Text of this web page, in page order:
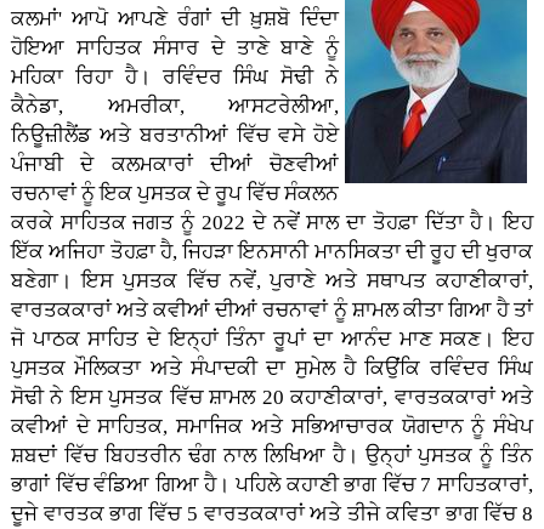
ਕਲਮਾਂ' ਆਪੋ ਆਪਣੇ ਰੰਗਾਂ ਦੀ ਖ਼ੁਸ਼ਬੋ ਦਿੰਦਾ
ਹੋਇਆ ਸਾਹਿਤਕ ਸੰਸਾਰ ਦੇ ਤਾਣੇ ਬਾਣੇ ਨੂੰ
ਮਹਿਕਾ ਰਿਹਾ ਹੈ। ਰਵਿੰਦਰ ਸਿੰਘ ਸੋਢੀ ਨੇ
ਕੈਨੇਡਾ, ਅਮਰੀਕਾ, ਆਸਟਰੇਲੀਆ,
ਨਿਊਜ਼ੀਲੈਂਡ ਅਤੇ ਬਰਤਾਨੀਆਂ ਵਿੱਚ ਵਸੇ ਹੋਏ
ਪੰਜਾਬੀ ਦੇ ਕਲਮਕਾਰਾਂ ਦੀਆਂ ਚੋਣਵੀਆਂ
ਰਚਨਾਵਾਂ ਨੂੰ ਇਕ ਪੁਸਤਕ ਦੇ ਰੂਪ ਵਿੱਚ ਸੰਕਲਨ
ਕਰਕੇ ਸਾਹਿਤਕ ਜਗਤ ਨੂੰ 2022 ਦੇ ਨਵੇਂ ਸਾਲ ਦਾ ਤੋਹਫ਼ਾ ਦਿੱਤਾ ਹੈ। ਇਹ
ਇੱਕ ਅਜਿਹਾ ਤੋਹਫ਼ਾ ਹੈ, ਜਿਹੜਾ ਇਨਸਾਨੀ ਮਾਨਸਿਕਤਾ ਦੀ ਰੂਹ ਦੀ ਖੁਰਾਕ
ਬਣੇਗਾ। ਇਸ ਪੁਸਤਕ ਵਿੱਚ ਨਵੇਂ, ਪੁਰਾਣੇ ਅਤੇ ਸਥਾਪਤ ਕਹਾਣੀਕਾਰਾਂ,
ਵਾਰਤਕਕਾਰਾਂ ਅਤੇ ਕਵੀਆਂ ਦੀਆਂ ਰਚਨਾਵਾਂ ਨੂੰ ਸ਼ਾਮਲ ਕੀਤਾ ਗਿਆ ਹੈ ਤਾਂ
ਜੋ ਪਾਠਕ ਸਾਹਿਤ ਦੇ ਇਨ੍ਹਾਂ ਤਿੰਨਾ ਰੂਪਾਂ ਦਾ ਆਨੰਦ ਮਾਣ ਸਕਣ। ਇਹ
ਪੁਸਤਕ ਮੌਲਿਕਤਾ ਅਤੇ ਸੰਪਾਦਕੀ ਦਾ ਸੁਮੇਲ ਹੈ ਕਿਉਂਕਿ ਰਵਿੰਦਰ ਸਿੰਘ
ਸੋਢੀ ਨੇ ਇਸ ਪੁਸਤਕ ਵਿੱਚ ਸ਼ਾਮਲ 20 ਕਹਾਣੀਕਾਰਾਂ, ਵਾਰਤਕਕਾਰਾਂ ਅਤੇ
ਕਵੀਆਂ ਦੇ ਸਾਹਿਤਕ, ਸਮਾਜਿਕ ਅਤੇ ਸਭਿਆਚਾਰਕ ਯੋਗਦਾਨ ਨੂੰ ਸੰਖੇਪ
ਸ਼ਬਦਾਂ ਵਿੱਚ ਬਿਹਤਰੀਨ ਢੰਗ ਨਾਲ ਲਿਖਿਆ ਹੈ। ਉਨ੍ਹਾਂ ਪੁਸਤਕ ਨੂੰ ਤਿੰਨ
ਭਾਗਾਂ ਵਿੱਚ ਵੰਡਿਆ ਗਿਆ ਹੈ। ਪਹਿਲੇ ਕਹਾਣੀ ਭਾਗ ਵਿੱਚ 7 ਸਾਹਿਤਕਾਰਾਂ,
ਦੂਜੇ ਵਾਰਤਕ ਭਾਗ ਵਿੱਚ 5 ਵਾਰਤਕਕਾਰਾਂ ਅਤੇ ਤੀਜੇ ਕਵਿਤਾ ਭਾਗ ਵਿੱਚ 8